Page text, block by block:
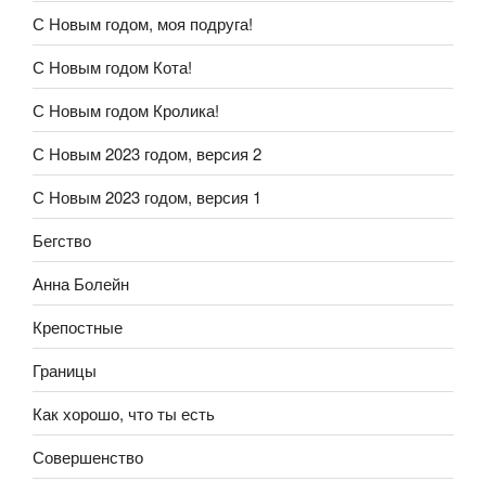
С Новым годом, моя подруга!
С Новым годом Кота!
С Новым годом Кролика!
С Новым 2023 годом, версия 2
С Новым 2023 годом, версия 1
Бегство
Анна Болейн
Крепостные
Границы
Как хорошо, что ты есть
Совершенство